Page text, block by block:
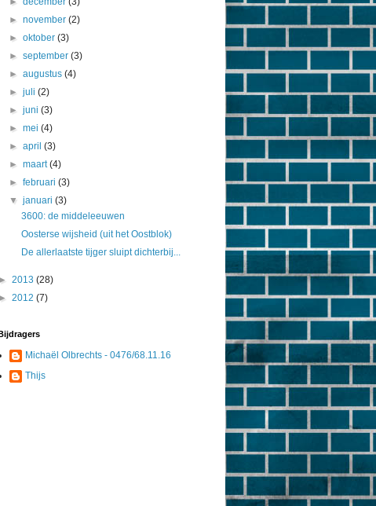
►november(2)
►oktober(3)
►september(3)
►augustus(4)
►juli(2)
►juni(3)
►mei(4)
►april(3)
►maart(4)
►februari(3)
▼januari(3)
3600: de middeleeuwen
Oosterse wijsheid (uit het Oostblok)
De allerlaatste tijger sluipt dichterbij...
► 2013 (28)
► 2012 (7)
Michaël Olbrechts - 0476/68.11.16
Thijs